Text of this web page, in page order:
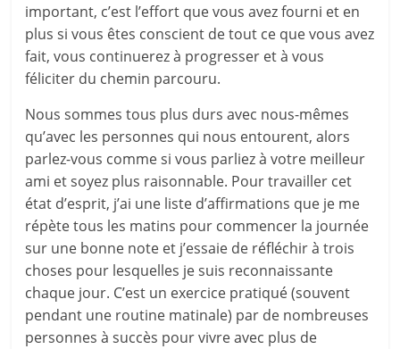
important, c’est l’effort que vous avez fourni et en
plus si vous êtes conscient de tout ce que vous avez
fait, vous continuerez à progresser et à vous
féliciter du chemin parcouru.
Nous sommes tous plus durs avec nous-mêmes
qu’avec les personnes qui nous entourent, alors
parlez-vous comme si vous parliez à votre meilleur
ami et soyez plus raisonnable. Pour travailler cet
état d’esprit, j’ai une liste d’affirmations que je me
répète tous les matins pour commencer la journée
sur une bonne note et j’essaie de réfléchir à trois
choses pour lesquelles je suis reconnaissante
chaque jour. C’est un exercice pratiqué (souvent
pendant une routine matinale) par de nombreuses
personnes à succès pour vivre avec plus de